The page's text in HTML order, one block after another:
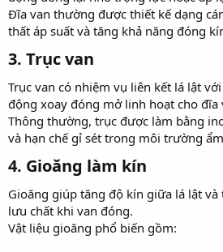
Đĩa van thường được thiết kế dạng
thất áp suất và tăng khả năng đóng
3. Trục van​
Trục van có nhiệm vụ liên kết lá lật
động xoay đóng mở linh hoạt cho đĩa
Thông thường, trục được làm bằng
và hạn chế gỉ sét trong môi trường
4. Gioăng làm kín​
Gioăng giúp tăng độ kín giữa lá lật
lưu chất khi van đóng.
Vật liệu gioăng phổ biến gồm: